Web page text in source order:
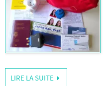
LIRE LA SUITE